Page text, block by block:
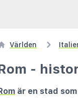
Världen
-
är en stad